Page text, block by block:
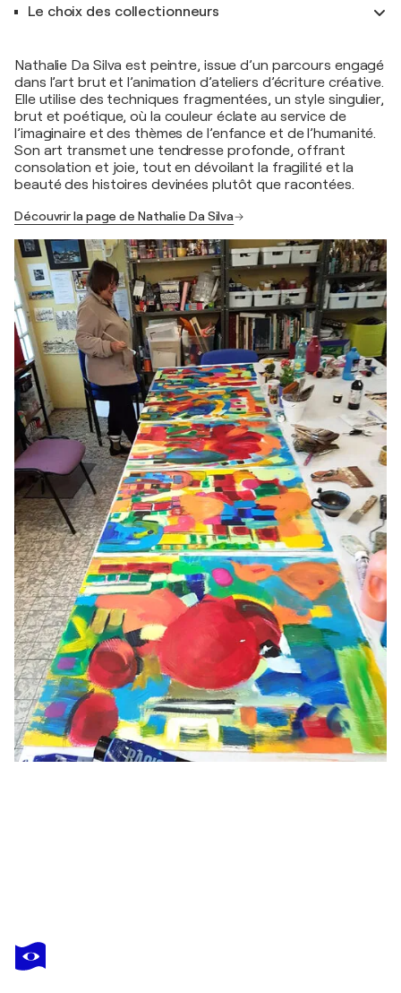
Le choix des collectionneurs
Nathalie Da Silva est peintre, issue d’un parcours engagé
dans l’art brut et l’animation d’ateliers d’écriture créative.
Elle utilise des techniques fragmentées, un style singulier,
brut et poétique, où la couleur éclate au service de
l’imaginaire et des thèmes de l’enfance et de l’humanité.
Son art transmet une tendresse profonde, offrant
consolation et joie, tout en dévoilant la fragilité et la
beauté des histoires devinées plutôt que racontées.
Découvrir la page de Nathalie Da Silva
NATHALIE DA SILVA
Jusqu'au ciel et au delà